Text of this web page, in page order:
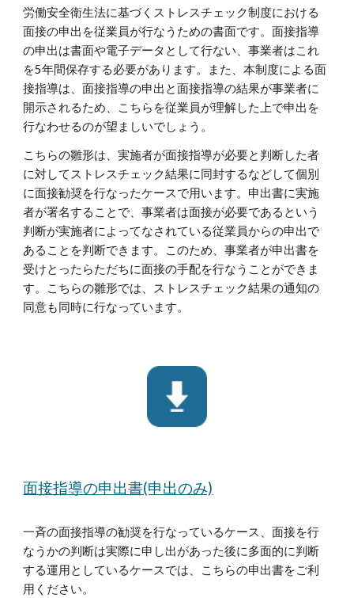
労働安全衛生法に基づくストレスチェック制度における
面接の申出を従業員が行なうための書面です。面接指導
の申出は書面や電子データとして行ない、事業者はこれ
を5年間保存する必要があります。また、本制度による面
接指導は、面接指導の申出と面接指導の結果が事業者に
開示されるため、こちらを従業員が理解した上で申出を
行なわせるのが望ましいでしょう。
こちらの雛形は、実施者が面接指導が必要と判断した者
に対してストレスチェック結果に同封するなどして個別
に面接勧奨を行なったケースで用います。申出書に実施
者が署名することで、事業者は面接が必要であるという
判断が実施者によってなされている従業員からの申出で
あることを判断できます。このため、事業者が申出書を
受けとったらただちに面接の手配を行なうことができま
す。こちらの雛形では、ストレスチェック結果の通知の
同意も同時に行なっています。
面接指導の申出書(申出のみ)
一斉の面接指導の勧奨を行なっているケース、面接を行
なうかの判断は実際に申し出があった後に多面的に判断
する運用としているケースでは、こちらの申出書をご利
用ください。